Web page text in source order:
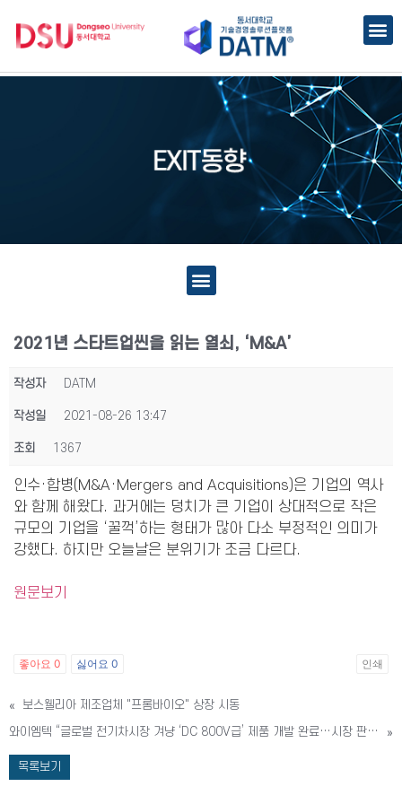
2021년 스타트업씬을 읽는 열쇠, ‘M&A’
작성자 DATM
작성일 2021-08-26 13:47
조회 1367
인수·합병(M&A·Mergers and Acquisitions)은 기업의 역사
와 함께 해왔다. 과거에는 덩치가 큰 기업이 상대적으로 작은
규모의 기업을 ‘꿀꺽’하는 형태가 많아 다소 부정적인 의미가
강했다. 하지만 오늘날은 분위기가 조금 다르다.
원문보기
좋아요 0 싫어요 0 인쇄
«
보스웰리아 제조업체 "프롬바이오" 상장 시동
와이엠텍 “글로벌 전기차시장 겨냥 ‘DC 800V급’ 제품 개발 완료…시장 판도 바꿀 것”
»
목록보기